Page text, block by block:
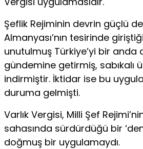
Şeflik Rejiminin devrin güçlü
Almanyası’nın tesirinde
unutulmuş Türkiye’yi bir anda
gündemine getirmiş, sabıkalı
indirmiştir. İktidar ise bu
duruma gelmişti.
Varlık Vergisi, Milli Şef
sahasında sürdürdüğü bir
doğmuş bir uygulamaydı.